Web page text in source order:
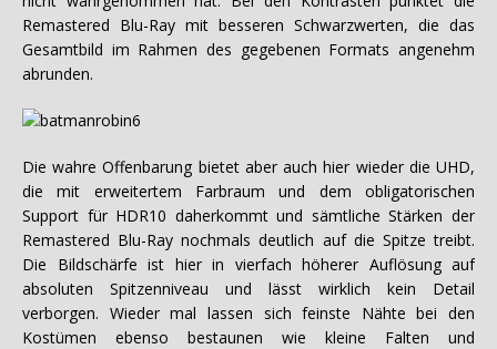
Remastered Blu-Ray mit besseren Schwarzwerten, die das
Gesamtbild im Rahmen des gegebenen Formats angenehm
abrunden.
Die wahre Offenbarung bietet aber auch hier wieder die UHD,
die mit erweitertem Farbraum und dem obligatorischen
Support für HDR10 daherkommt und sämtliche Stärken der
Remastered Blu-Ray nochmals deutlich auf die Spitze treibt.
Die Bildschärfe ist hier in vierfach höherer Auflösung auf
absoluten Spitzenniveau und lässt wirklich kein Detail
verborgen. Wieder mal lassen sich feinste Nähte bei den
Kostümen ebenso bestaunen wie kleine Falten und